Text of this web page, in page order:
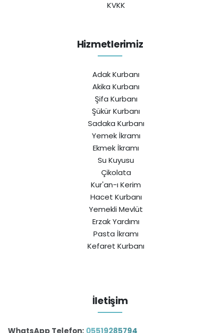
KVKK
Hizmetlerimiz
Adak Kurbanı
Akika Kurbanı
Şifa Kurbanı
Şükür Kurbanı
Sadaka Kurbanı
Yemek İkramı
Ekmek İkramı
Su Kuyusu
Çikolata
Kur'an-ı Kerim
Hacet Kurbanı
Yemekli Mevlüt
Erzak Yardımı
Pasta İkramı
Kefaret Kurbanı
İletişim
WhatsApp Telefon: 05519285794